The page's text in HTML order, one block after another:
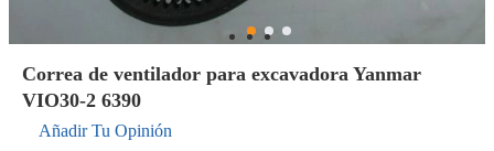
Correa de ventilador para excavadora Yanmar
VIO30-2 6390
Añadir Tu Opinión